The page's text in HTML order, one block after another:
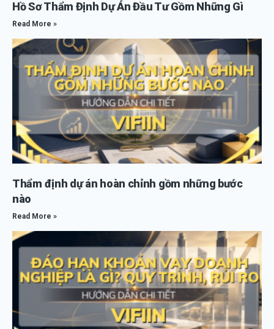
Hồ Sơ Thẩm Định Dự Án Đầu Tư Gồm Những Gì
Read More »
Thẩm định dự án hoàn chỉnh gồm những bước
nào
Read More »